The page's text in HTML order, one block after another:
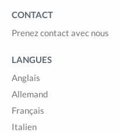
CONTACT
Prenez contact avec nous
LANGUES
Anglais
Allemand
Français
Italien